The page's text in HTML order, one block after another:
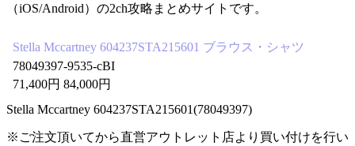
（iOS/Android）の2ch攻略まとめサイトです。
Stella Mccartney 604237STA215601 ブラウス・シャツ
78049397-9535-cBI
71,400円 84,000円
Stella Mccartney 604237STA215601(78049397)
※ご注文頂いてから直営アウトレット店より買い付けを行い